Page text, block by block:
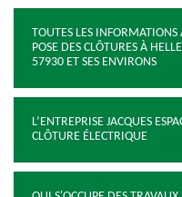
TOUTES LES INFORMATIONS
POSE DES CLÔTURES À
57930 ET SES ENVIRONS
L’ENTREPRISE JACQUES
CLÔTURE ÉLECTRIQUE